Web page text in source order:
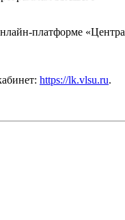
платформе «Центра
https://lk.vlsu.ru.